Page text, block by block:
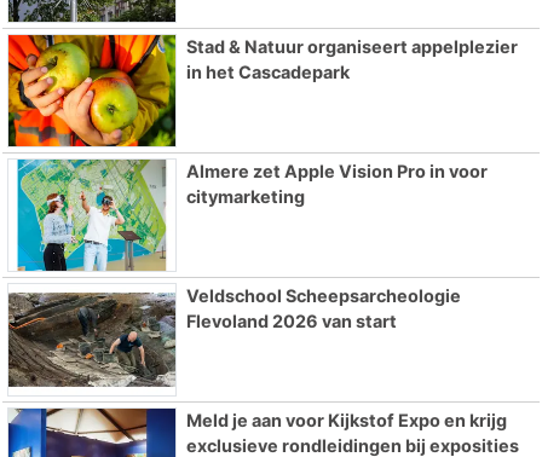
Stad & Natuur organiseert appelplezier
in het Cascadepark
Almere zet Apple Vision Pro in voor
citymarketing
Veldschool Scheepsarcheologie
Flevoland 2026 van start
Meld je aan voor Kijkstof Expo en krijg
exclusieve rondleidingen bij exposities